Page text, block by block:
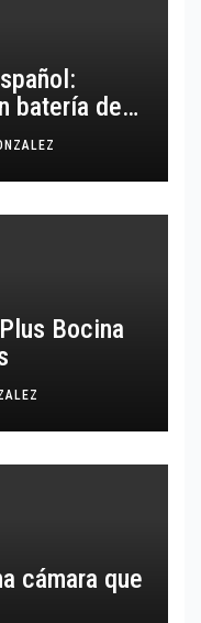
batería de
Bocina
cámara que